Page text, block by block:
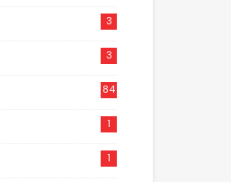
3
3
84
1
1